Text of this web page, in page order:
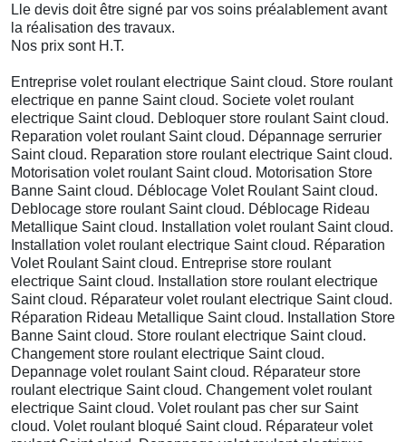
Lle devis doit être signé par vos soins préalablement avant
la réalisation des travaux.
Nos prix sont H.T.
Entreprise volet roulant electrique Saint cloud. Store roulant
electrique en panne Saint cloud. Societe volet roulant
electrique Saint cloud. Debloquer store roulant Saint cloud.
Reparation volet roulant Saint cloud. Dépannage serrurier
Saint cloud. Reparation store roulant electrique Saint cloud.
Motorisation volet roulant Saint cloud. Motorisation Store
Banne Saint cloud. Déblocage Volet Roulant Saint cloud.
Deblocage store roulant Saint cloud. Déblocage Rideau
Metallique Saint cloud. Installation volet roulant Saint cloud.
Installation volet roulant electrique Saint cloud. Réparation
Volet Roulant Saint cloud. Entreprise store roulant
electrique Saint cloud. Installation store roulant electrique
Saint cloud. Réparateur volet roulant electrique Saint cloud.
Réparation Rideau Metallique Saint cloud. Installation Store
Banne Saint cloud. Store roulant electrique Saint cloud.
Changement store roulant electrique Saint cloud.
Depannage volet roulant Saint cloud. Réparateur store
roulant electrique Saint cloud. Changement volet roulant
electrique Saint cloud. Volet roulant pas cher sur Saint
cloud. Volet roulant bloqué Saint cloud. Réparateur volet